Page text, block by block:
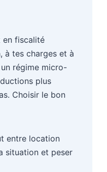
en fiscalité
à tes charges et à
régime micro-
plus
Choisir le bon
entre location
situation et peser